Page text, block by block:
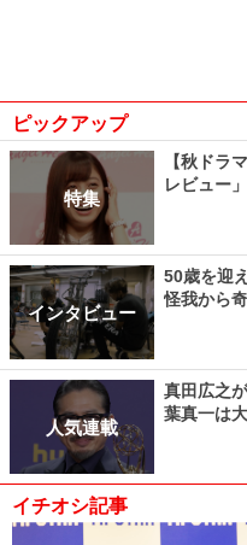
ピックアップ
特集
【秋ドラ
レビュー
インタビュー
50歳を迎
怪我から
人気連載
真田広之
葉真一は
イチオシ記事